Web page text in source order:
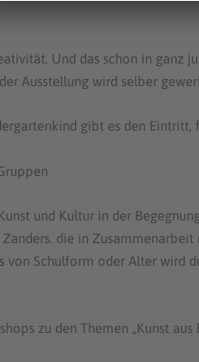
Und das schon in ganz
Ausstellung wird selber
gibt es den Eintritt,
und Kultur in der
die in
von Schulform oder Alter wird
zu den Themen „Kunst